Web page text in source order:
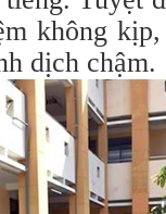
không
dịch chậm.